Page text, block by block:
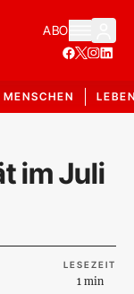
ABO
MENSCHEN
im Juli
LESEZEIT
1 min